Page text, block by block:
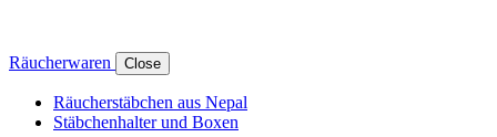
Räucherwaren Close
Räucherstäbchen aus Nepal
Stäbchenhalter und Boxen